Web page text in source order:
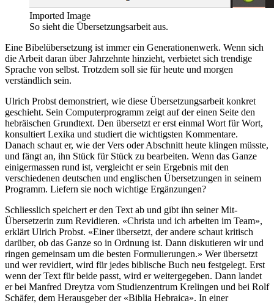
Imported Image
So sieht die Übersetzungsarbeit aus.
Eine Bibelübersetzung ist immer ein Generationenwerk. Wenn sich
die Arbeit daran über Jahrzehnte hinzieht, verbietet sich trendige
Sprache von selbst. Trotzdem soll sie für heute und morgen
verständlich sein.
Ulrich Probst demonstriert, wie diese Übersetzungsarbeit konkret
geschieht. Sein Computerprogramm zeigt auf der einen Seite den
hebräischen Grundtext. Den übersetzt er erst einmal Wort für Wort,
konsultiert Lexika und studiert die wichtigsten Kommentare.
Danach schaut er, wie der Vers oder Abschnitt heute klingen müsste,
und fängt an, ihn Stück für Stück zu bearbeiten. Wenn das Ganze
einigermassen rund ist, vergleicht er sein Ergebnis mit den
verschiedenen deutschen und englischen Übersetzungen in seinem
Programm. Liefern sie noch wichtige Ergänzungen?
Schliesslich speichert er den Text ab und gibt ihn seiner Mit-
Übersetzerin zum Revidieren. «Christa und ich arbeiten im Team»,
erklärt Ulrich Probst. «Einer übersetzt, der andere schaut kritisch
darüber, ob das Ganze so in Ordnung ist. Dann diskutieren wir und
ringen gemeinsam um die besten Formulierungen.» Wer übersetzt
und wer revidiert, wird für jedes biblische Buch neu festgelegt. Erst
wenn der Text für beide passt, wird er weitergegeben. Dann landet
er bei Manfred Dreytza vom Studienzentrum Krelingen und bei Rolf
Schäfer, dem Herausgeber der «Biblia Hebraica». In einer